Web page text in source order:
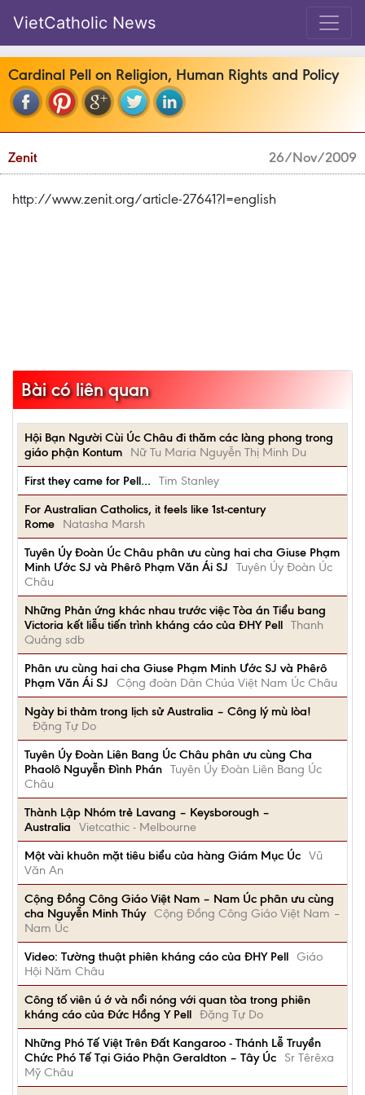
VietCatholic News
Cardinal Pell on Religion, Human Rights and Policy
Zenit 26/Nov/2009
http://www.zenit.org/article-27641?l=english
Bài có liên quan
Hội Bạn Người Cùi Úc Châu đi thăm các làng phong trong
giáo phận Kontum
Nữ Tu Maria Nguyễn Thị Minh Du
First they came for Pell…
Tim Stanley
For Australian Catholics, it feels like 1st-century
Rome
Natasha Marsh
Tuyên Úy Đoàn Úc Châu phân ưu cùng hai cha Giuse Phạm
Minh Ước SJ và Phêrô Phạm Văn Ái SJ
Tuyên Úy Đoàn Úc
Châu
Những Phản ứng khác nhau trước việc Tòa án Tiểu bang
Victoria kết liễu tiến trình kháng cáo của ĐHY Pell Thanh
Quảng sdb
Phân ưu cùng hai cha Giuse Phạm Minh Ước SJ và Phêrô
Phạm Văn Ái SJ
Cộng đoàn Dân Chúa Việt Nam Úc Châu
Ngày bi thảm trong lịch sử Australia – Công lý mù lòa!
Đặng Tự Do
Tuyên Úy Đoàn Liên Bang Úc Châu phân ưu cùng Cha
Phaolô Nguyễn Đình Phán Tuyên Úy Đoàn Liên Bang Úc
Châu
Thành Lập Nhóm trẻ Lavang – Keysborough –
Australia
Vietcathic - Melbourne
Một vài khuôn mặt tiêu biểu của hàng Giám Mục Úc Vũ
Văn An
Cộng Đồng Công Giáo Việt Nam – Nam Úc phân ưu cùng
cha Nguyễn Minh Thúy Cộng Đồng Công Giáo Việt Nam –
Nam Úc
Video: Tường thuật phiên kháng cáo của ĐHY Pell Giáo
Hội Năm Châu
Công tố viên ú ớ và nổi nóng với quan tòa trong phiên
kháng cáo của Đức Hồng Y Pell Đặng Tự Do
Những Phó Tế Việt Trên Đất Kangaroo - Thánh Lễ Truyền
Chức Phó Tế Tại Giáo Phận Geraldton – Tây Úc
Sr Têrêxa
Mỹ Châu